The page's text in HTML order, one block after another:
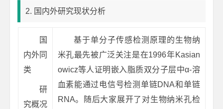
2. 国内外研究现状分析
国
内外同
类
研
究概况
基于单分子传感检测原理的生物纳
米孔最先被广泛关注是在1996年Kasian
owicz等人证明嵌入脂质双分子层中α-溶
血素能通过电信号检测单链DNA和单链
RNA。随后大家展开了对生物纳米孔检